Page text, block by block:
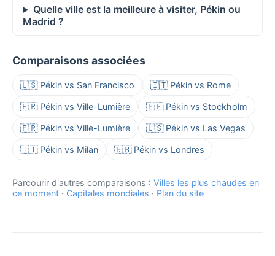
Quelle ville est la meilleure à visiter, Pékin ou
Madrid ?
Comparaisons associées
🇺🇸 Pékin vs San Francisco 🇮🇹 Pékin vs Rome
🇫🇷 Pékin vs Ville-Lumière 🇸🇪 Pékin vs Stockholm
🇫🇷 Pékin vs Ville-Lumière 🇺🇸 Pékin vs Las Vegas
🇮🇹 Pékin vs Milan 🇬🇧 Pékin vs Londres
Parcourir d'autres comparaisons : Villes les plus chaudes en
ce moment · Capitales mondiales · Plan du site